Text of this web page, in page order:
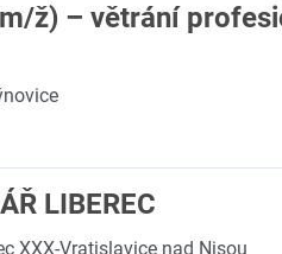
ž) – větrání
LIBEREC
XXX-Vratislavice nad Nisou